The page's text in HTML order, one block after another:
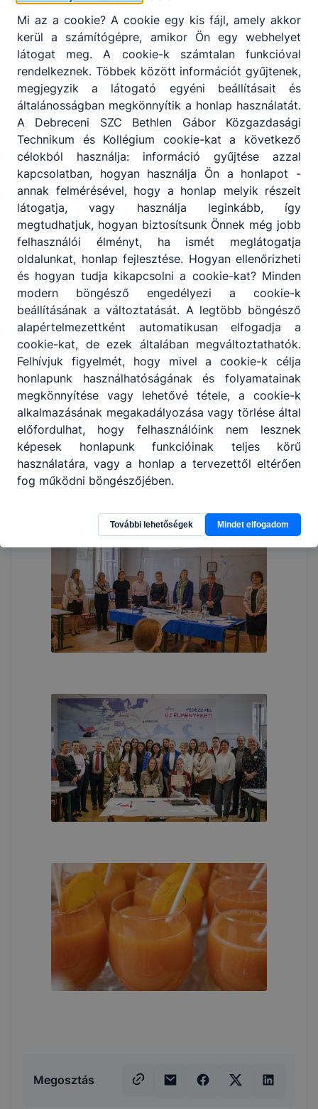
Megosztás
Mi az a cookie? A cookie egy kis fájl, amely akkor
kerül a számítógépre, amikor Ön egy webhelyet
látogat meg. A cookie-k számtalan funkcióval
rendelkeznek. Többek között információt gyűjtenek,
megjegyzik a látogató egyéni beállításait és
általánosságban megkönnyítik a honlap használatát.
A Debreceni SZC Bethlen Gábor Közgazdasági
Technikum és Kollégium cookie-kat a következő
célokból használja: információ gyűjtése azzal
kapcsolatban, hogyan használja Ön a honlapot -
annak felmérésével, hogy a honlap melyik részeit
látogatja, vagy használja leginkább, így
megtudhatjuk, hogyan biztosítsunk Önnek még jobb
felhasználói élményt, ha ismét meglátogatja
oldalunkat, honlap fejlesztése. Hogyan ellenőrizheti
és hogyan tudja kikapcsolni a cookie-kat? Minden
modern böngésző engedélyezi a cookie-k
beállításának a változtatását. A legtöbb böngésző
alapértelmezettként automatikusan elfogadja a
cookie-kat, de ezek általában megváltoztathatók.
Felhívjuk figyelmét, hogy mivel a cookie-k célja
honlapunk használhatóságának és folyamatainak
megkönnyítése vagy lehetővé tétele, a cookie-k
alkalmazásának megakadályozása vagy törlése által
előfordulhat, hogy felhasználóink nem lesznek
képesek honlapunk funkcióinak teljes körű
használatára, vagy a honlap a tervezettől eltérően
fog működni böngészőjében.
További lehetőségek Mindet elfogadom